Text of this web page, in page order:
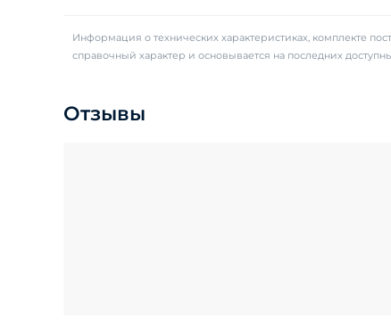
Информация о технических характеристиках, комплекте
справочный характер и основывается на последних
Отзывы